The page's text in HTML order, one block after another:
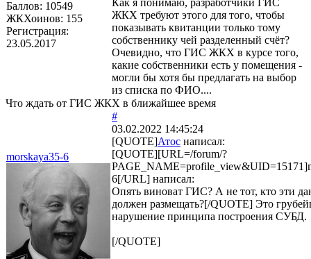
Баллов: 10549
ЖКХоинов: 155
Регистрация:
23.05.2017
ЖКХ требуют этого для того, чтобы
показывать квитанции только тому
собственнику чей разделенный счёт?
Очевидно, что ГИС ЖКХ в курсе того,
какие собственники есть у помещения -
могли бы хотя бы предлагать на выбор
из списка по ФИО....
Что ждать от ГИС ЖКХ в ближайшее время
morskaya35-6
#
03.02.2022 14:45:24
[QUOTE]Атос написал:
[QUOTE][URL=/forum/?
6[/URL] написал:
Опять виноват ГИС? А не тот, кто эти
должен размещать?[/QUOTE] Это
нарушение принципа построения СУБД.
[/QUOTE]